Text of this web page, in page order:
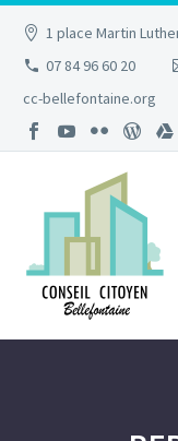
1 place Martin
07 84 96 60 20
cc-bellefontaine.org